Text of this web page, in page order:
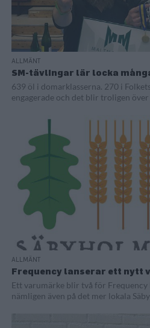
ALLMÄNT
SM-tävlingar lär locka
639 öl i domarklasserna. 270 i
engagerade och det blir troligen över
ALLMÄNT
Frequency lanserar ett nytt
Ett varumärke blir två för Frequency
nämligen även på det mer lokala